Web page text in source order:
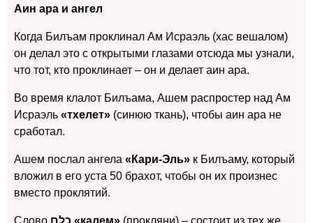
Аин ара и ангел
Когда Билъам проклинал Ам Исраэль (хас вешалом)
он делал это с открытыми глазами отсюда мы узнали,
что тот, кто проклинает – он и делает аин ара.
Во время клалот Билъама, Ашем распростер над Ам
Исраэль «тхелет» (синюю ткань), чтобы аин ара не
сработал.
Ашем послал ангела «Кари-Эль» к Билъаму, который
вложил в его уста 50 брахот, чтобы он их произнес
вместо проклятий.